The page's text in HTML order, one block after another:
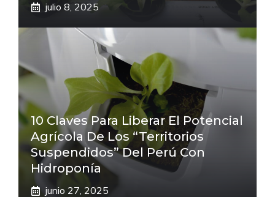
julio 8, 2025
10 Claves Para Liberar El Potencial
Agrícola De Los “Territorios
Suspendidos” Del Perú Con
Hidroponía
junio 27, 2025